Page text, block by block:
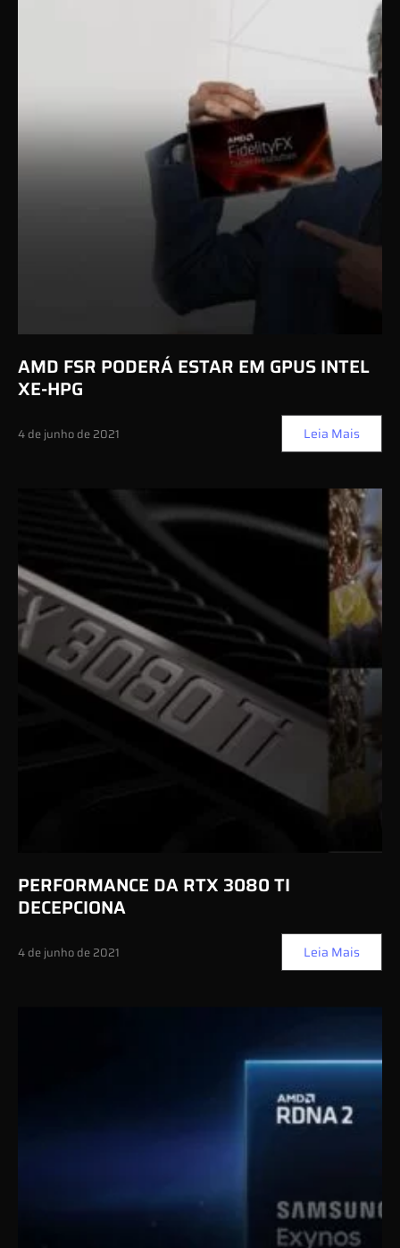
AMD FSR PODERÁ ESTAR EM GPUS INTEL
XE-HPG
4 de junho de 2021 Leia Mais
PERFORMANCE DA RTX 3080 TI
DECEPCIONA
4 de junho de 2021 Leia Mais